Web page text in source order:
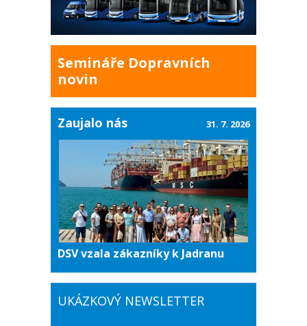
Semináře Dopravních
novin
Zaujalo nás
DSV vzala zákazníky k Jadranu
31. 7. 2026
UKÁZKOVÝ NEWSLETTER